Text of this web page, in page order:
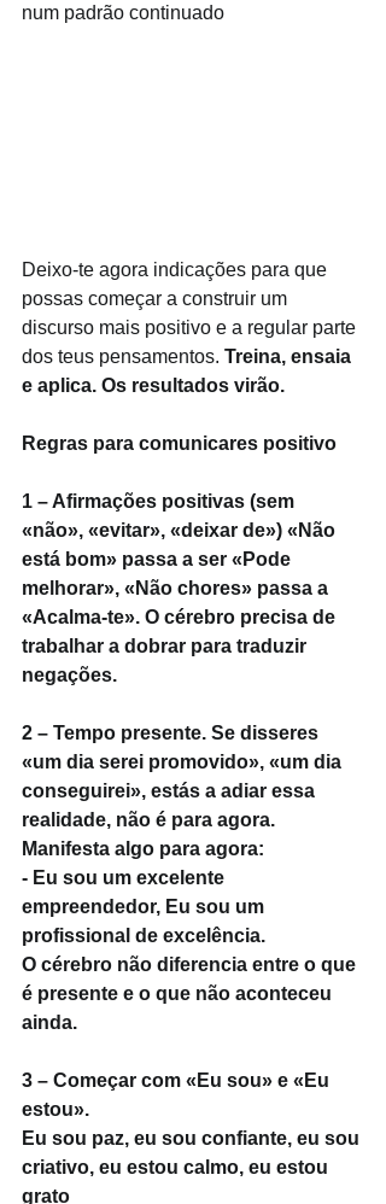
num padrão continuado
Deixo-te agora indicações para que
possas começar a construir um
discurso mais positivo e a regular parte
dos teus pensamentos. Treina, ensaia
e aplica. Os resultados virão.
Regras para comunicares positivo
1 – Afirmações positivas (sem
«não», «evitar», «deixar de») «Não
está bom» passa a ser «Pode
melhorar», «Não chores» passa a
«Acalma-te». O cérebro precisa de
trabalhar a dobrar para traduzir
negações.
2 – Tempo presente. Se disseres
«um dia serei promovido», «um dia
conseguirei», estás a adiar essa
realidade, não é para agora.
Manifesta algo para agora:
- Eu sou um excelente
empreendedor, Eu sou um
profissional de excelência.
O cérebro não diferencia entre o que
é presente e o que não aconteceu
ainda.
3 – Começar com «Eu sou» e «Eu
estou».
Eu sou paz, eu sou confiante, eu sou
criativo, eu estou calmo, eu estou
grato